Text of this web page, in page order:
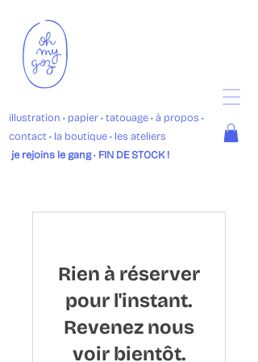
illustration • papier •tatouage•à propos •
contact• la boutique• les ateliers
je rejoins le gang• FIN DE STOCK !
Rien à réserver
pour l'instant.
Revenez nous
voir bientôt.